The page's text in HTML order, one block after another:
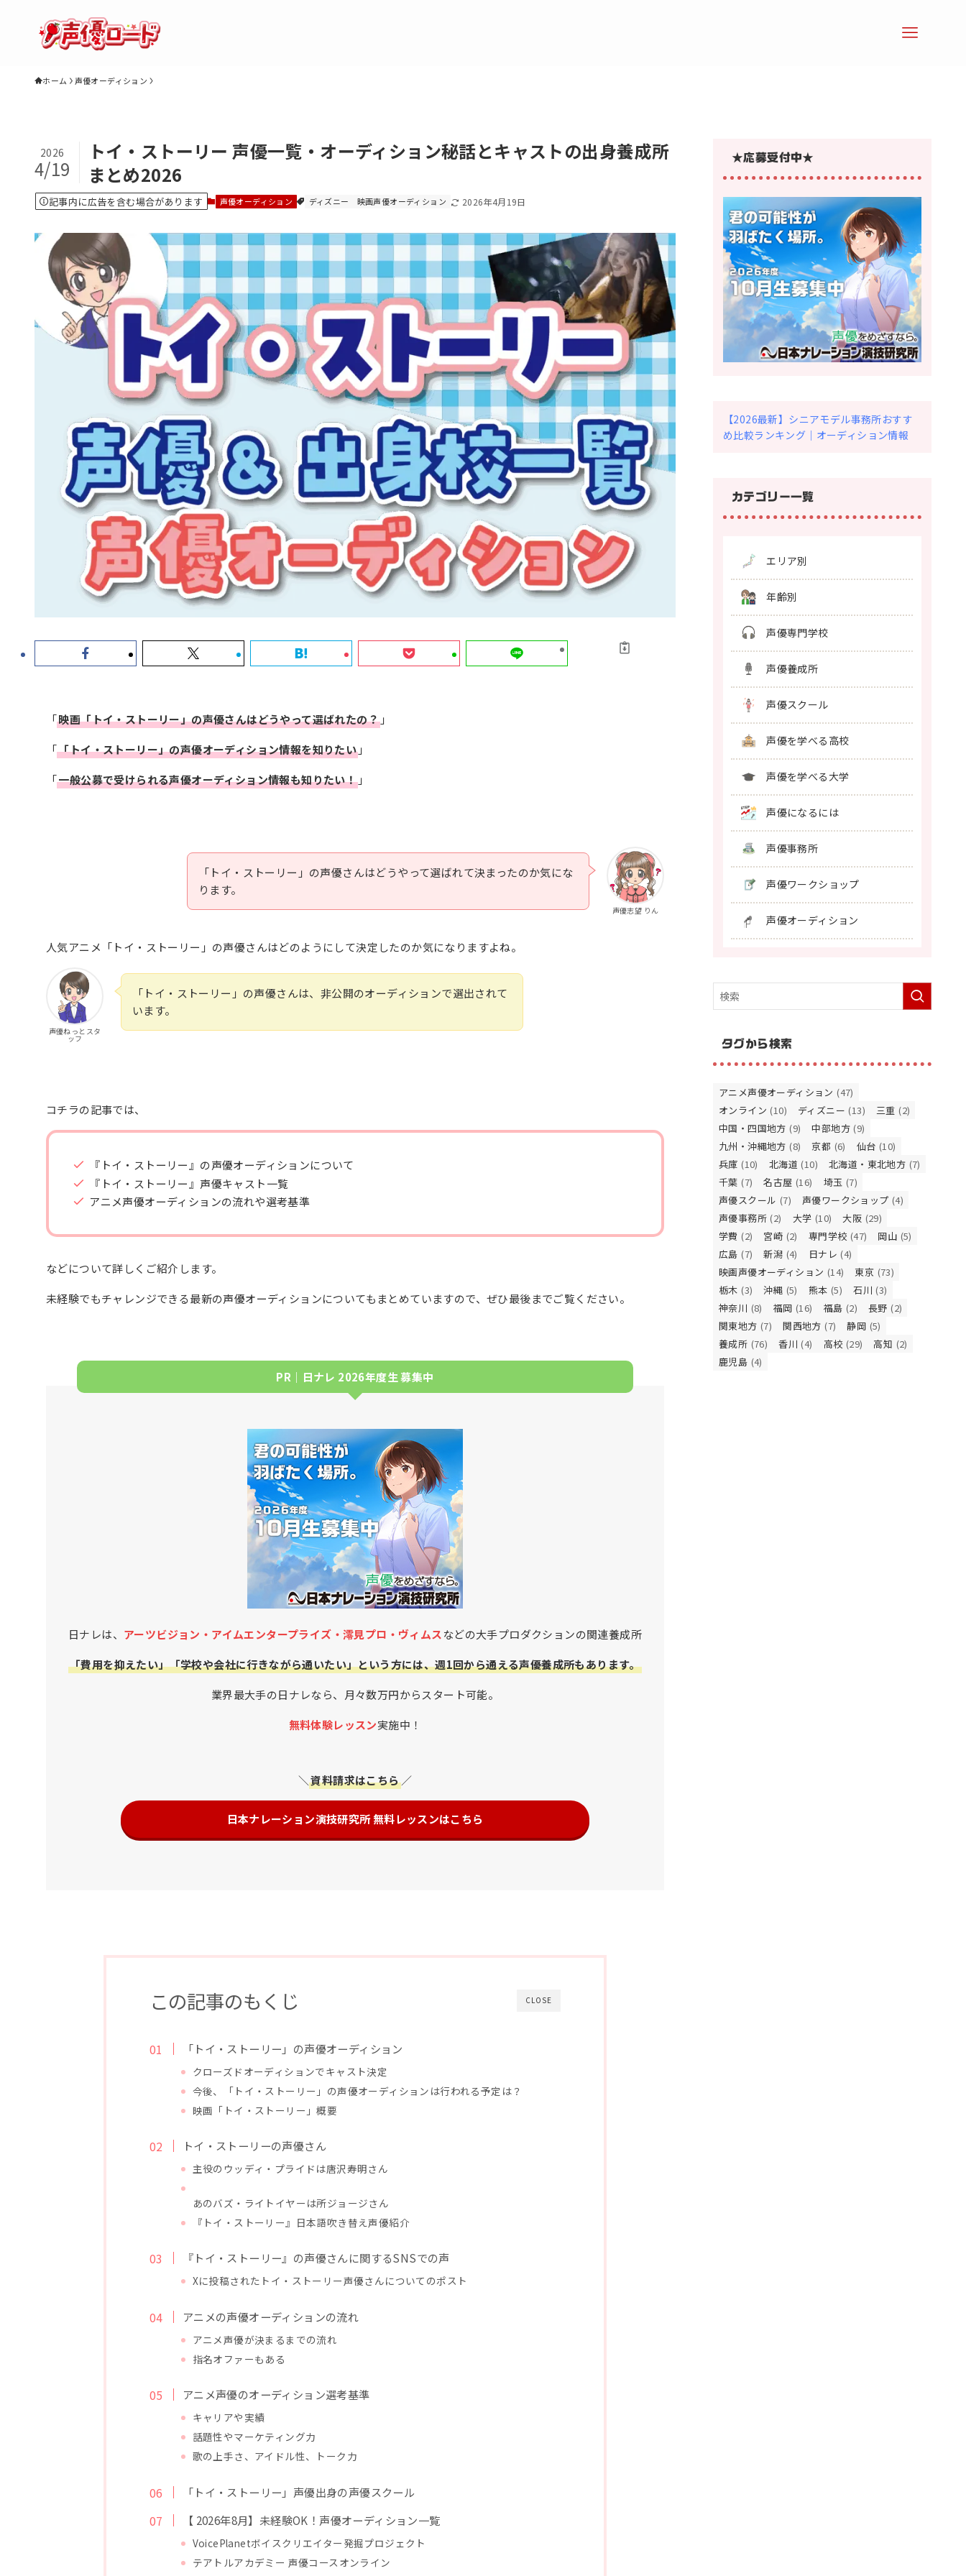
エリアで探す 年齢で探す
声優養成所 声優スクール
声優コースのある高校 声優科のある大学 声優ワークショップ
声優オーディション
HOME お問い合わせ 声優ロードをフォロ
ホーム 声優オーディション
トイ・ストーリー 声優一覧・オーディション秘話とキャストの出身養成所
まとめ2026
2026
4/19
記事内に広告を含む場合があります 声優オーディション ディズニー 映画声優オーディション 2026年4月19日
「映画「トイ・ストーリー」の声優さんはどうやって選ばれたの？ 」
「「トイ・ストーリー」の声優オーディション情報を知りたい 」
「一般公募で受けられる声優オーディション情報も知りたい！ 」
声優志望 りん
「トイ・ストーリー」の声優さんはどうやって選ばれて決まったのか気にな
ります。
人気アニメ「トイ・ストーリー」の声優さんはどのようにして決定したのか気になりますよね。
声優ねっとスタ
ッフ
「トイ・ストーリー」の声優さんは、非公開のオーディションで選出されて
います。
コチラの記事では、
『トイ・ストーリー』の声優オーディションについて
『トイ・ストーリー』声優キャスト一覧
アニメ声優オーディションの流れや選考基準
などについて詳しくご紹介します。
未経験でもチャレンジできる最新の声優オーディションについてもまとめていますので、ぜひ最後までご覧ください。
PR｜日ナレ 2026年度生 募集中
日ナレは、 アーツビジョン・アイムエンタープライズ・澪見プロ・ヴィムスなどの大手プロダクションの関連養成所
「費用を抑えたい」「学校や会社に行きながら通いたい」という方には、週1回から通える声優養成所もあります。
業界最大手の日ナレなら、月々数万円からスタート可能。
無料体験レッスン実施中！
＼資料請求はこちら／
日本ナレーション演技研究所 無料レッスンはこちら
CLOSE
この記事のもくじ
「トイ・ストーリー」の声優オーディション
クローズドオーディションでキャスト決定
今後、「トイ・ストーリー」の声優オーディションは行われる予定は？
映画「トイ・ストーリー」概要
トイ・ストーリーの声優さん
主役のウッディ・プライドは唐沢寿明さん
あのバズ・ライトイヤーは所ジョージさん
『トイ・ストーリー』日本語吹き替え声優紹介
『トイ・ストーリー』の声優さんに関するSNSでの声
Xに投稿されたトイ・ストーリー声優さんについてのポスト
アニメの声優オーディションの流れ
アニメ声優が決まるまでの流れ
指名オファーもある
アニメ声優のオーディション選考基準
キャリアや実績
話題性やマーケティング力
歌の上手さ、アイドル性、トーク力
「トイ・ストーリー」声優出身の声優スクール
【 2026年8月】未経験OK！声優オーディション一覧
VoicePlanetボイスクリエイター発掘プロジェクト
テアトルアカデミー 声優コースオンライン
★応募受付中★
【2026最新】シニアモデル事務所おすす
め比較ランキング｜オーディション情報
カテゴリー一覧
エリア別
年齢別
声優専門学校
声優養成所
声優スクール
声優を学べる高校
声優を学べる大学
声優になるには
声優事務所
声優ワークショップ
声優オーディション
タグから検索
アニメ声優オーディション (47)
オンライン (10) ディズニー (13) 三重 (2)
中国・四国地方 (9) 中部地方 (9)
九州・沖縄地方 (8) 京都 (6) 仙台 (10)
兵庫 (10) 北海道 (10) 北海道・東北地方 (7)
千葉 (7) 名古屋 (16) 埼玉 (7)
声優スクール (7) 声優ワークショップ (4)
声優事務所 (2) 大学 (10) 大阪 (29)
学費 (2) 宮崎 (2) 専門学校 (47) 岡山 (5)
広島 (7) 新潟 (4) 日ナレ (4)
映画声優オーディション (14) 東京 (73)
栃木 (3) 沖縄 (5) 熊本 (5) 石川 (3)
神奈川 (8) 福岡 (16) 福島 (2) 長野 (2)
関東地方 (7) 関西地方 (7) 静岡 (5)
養成所 (76) 香川 (4) 高校 (29) 高知 (2)
鹿児島 (4)